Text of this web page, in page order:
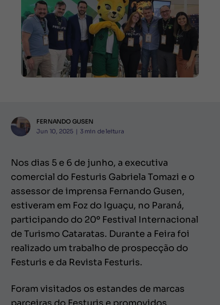
FERNANDO GUSEN
Jun 10, 2025 | 3 min de leitura
Nos dias 5 e 6 de junho, a executiva
comercial do Festuris Gabriela Tomazi e o
assessor de imprensa Fernando Gusen,
estiveram em Foz do Iguaçu, no Paraná,
participando do 20º Festival Internacional
de Turismo Cataratas. Durante a Feira foi
realizado um trabalho de prospecção do
Festuris e da Revista Festuris.
Foram visitados os estandes de marcas